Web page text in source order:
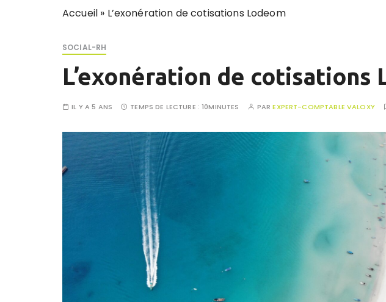
Accueil » L’exonération de cotisations Lodeom
SOCIAL-RH
L’exonération de cotisations
IL Y A 5 ANS TEMPS DE LECTURE :10MINUTES PAREXPERT-COMPTABLE VALOXY